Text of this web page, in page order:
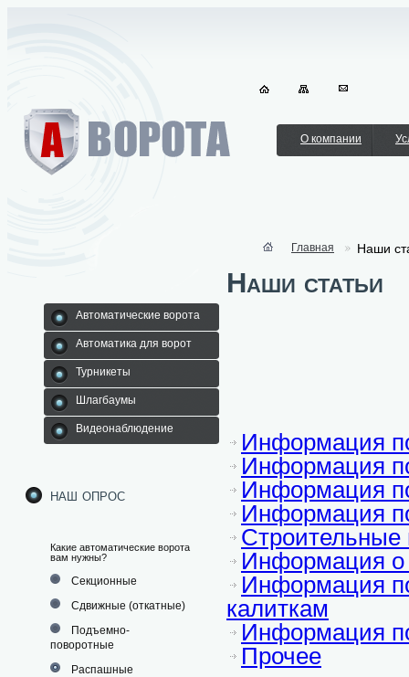
О компании
Автоматические ворота
Автоматика для ворот
Турникеты
Шлагбаумы
Видеонаблюдение
наш опрос
Какие автоматические ворота
вам нужны?
Секционные
Сдвижные (откатные)
Подъемно-
поворотные
Распашные
Главная Наши
Наши статьи
Информация
Информация
Информация
Информация
Информация
Информация
калиткам
Информация
Прочее